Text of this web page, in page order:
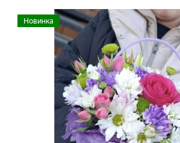
Новинка